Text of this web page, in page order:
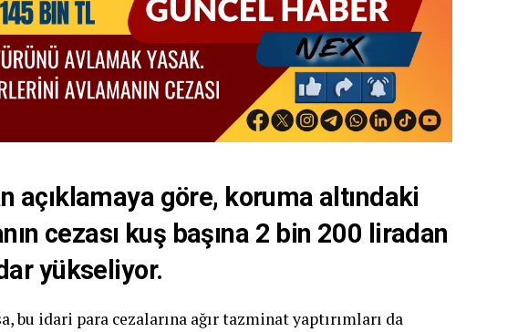
açıklamaya göre, koruma altındaki
cezası kuş başına 2 bin 200 liradan
yükseliyor.
bu idari para cezalarına ağır tazminat yaptırımları da